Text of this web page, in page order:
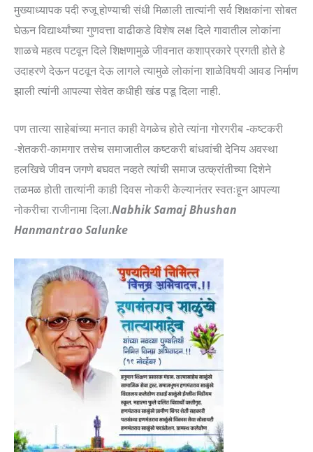
मुख्याध्यापक पदी रुजू होण्याची संधी मिळाली तात्यांनी सर्व शिक्षकांना सोबत
घेऊन विद्यार्थ्यांच्या गुणवत्ता वाढीकडे विशेष लक्ष दिले गावातील लोकांना
शाळचे महत्व पटवून दिले शिक्षणामुळे जीवनात कशाप्रकारे प्रगती होते हे
उदाहरणे देऊन पटवून देऊ लागले त्यामुळे लोकांना शाळेविषयी आवड निर्माण
झाली त्यांनी आपल्या सेवेत कधीही खंड पडू दिला नाही.
पण तात्या साहेबांच्या मनात काही वेगळेच होते त्यांना गोरगरीब -कष्टकरी
-शेतकरी-कामगार तसेच समाजातील कष्टकरी बांधवांची देनिय अवस्था
हलखिचे जीवन जगणे बघवत नव्हते त्यांची समाज उत्क्रांतीच्या दिशेने
तळमळ होती तात्यांनी काही दिवस नोकरी केल्यानंतर स्वतःहून आपल्या
नोकरीचा राजीनामा दिला.Nabhik Samaj Bhushan
Hanmantrao Salunke